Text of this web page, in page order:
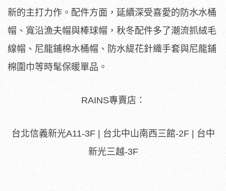
新的主打力作。配件方面，延續深受喜愛的防水水桶
帽、寬沿漁夫帽與棒球帽，秋冬配件多了潮流抓絨毛
線帽、尼龍鋪棉水桶帽、防水緹花針織手套與尼龍鋪
棉圍巾等時髦保暖單品。
RAINS專賣店：
台北信義新光A11-3F | 台北中山南西三館-2F | 台中
新光三越-3F